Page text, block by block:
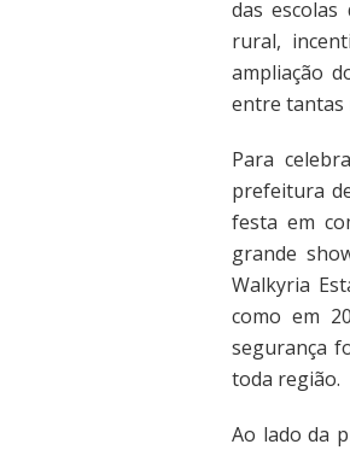
das
rural,
ampliação
entre tantas
Para
prefeitura
festa em
grande
Walkyria
como em
segurança
toda região.
Ao lado da